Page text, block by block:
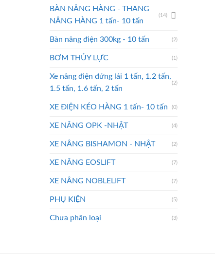
BÀN NÂNG HÀNG - THANG
NÂNG HÀNG 1 tấn- 10 tấn
(14)
Bàn nâng điện 300kg - 10 tấn (2)
BƠM THỦY LỰC (1)
Xe nâng điện đứng lái 1 tấn, 1.2 tấn,
1.5 tấn, 1.6 tấn, 2 tấn
(2)
XE ĐIỆN KÉO HÀNG 1 tấn- 10 tấn (0)
XE NÂNG OPK -NHẬT (4)
XE NÂNG BISHAMON - NHẬT (2)
XE NÂNG EOSLIFT (7)
XE NÂNG NOBLELIFT (7)
PHỤ KIỆN (5)
Chưa phân loại (3)